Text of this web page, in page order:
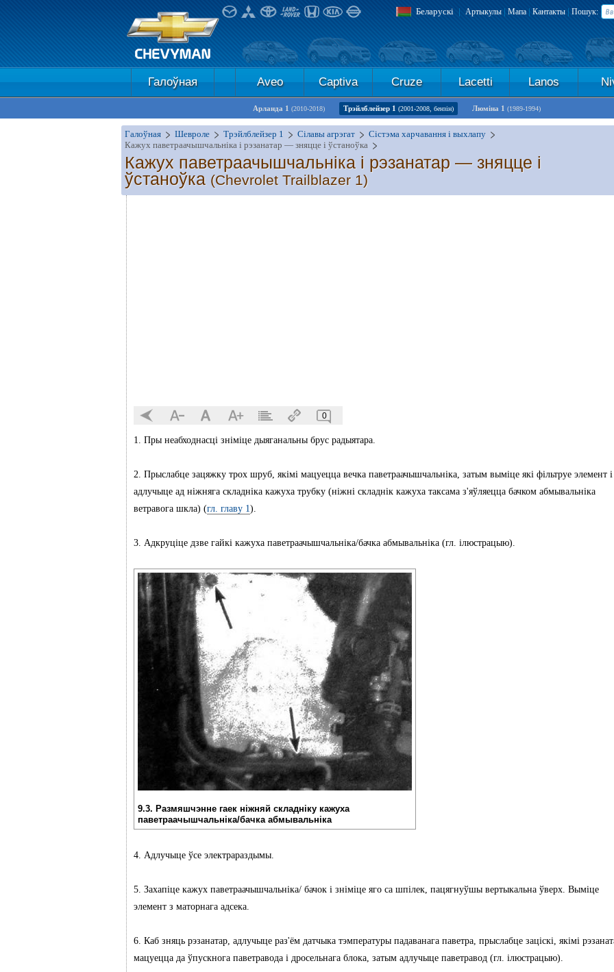
Беларускі | Артыкулы | Мапа | Кантакты | Пошук:
Галоўная Aveo Captiva Cruze Lacetti Lanos
Арланда 1 (2010-2018) Трэйлблейзер 1 (2001-2008, бензін) Люміна 1 (1989-1994)
Галоўная Шевроле Трэйлблейзер 1 Сілавы агрэгат
Сістэма харчавання і выхлапу
Кажух паветраачышчальніка і рэзанатар — зняцце і ўстаноўка
Кажух паветраачышчальніка і рэзанатар — зняцце і
ўстаноўка (Chevrolet Trailblazer 1)
0
1. Пры неабходнасці зніміце дыяганальны брус радыятара.
2. Прыслабце зацяжку трох шруб, якімі мацуецца вечка паветраачышчальніка, затым выміце які фільтруе элемент і
адлучыце ад ніжняга складніка кажуха трубку (ніжні складнік кажуха таксама з'яўляецца бачком абмывальніка
ветравога шкла) (гл. главу 1).
3. Адкруціце дзве гайкі кажуха паветраачышчальніка/бачка абмывальніка (гл. ілюстрацыю).
9.3. Размяшчэнне гаек ніжняй складніку кажуха
паветраачышчальніка/бачка абмывальніка
4. Адлучыце ўсе электрараздымы.
5. Захапіце кажух паветраачышчальніка/ бачок і зніміце яго са шпілек, пацягнуўшы вертыкальна ўверх. Выміце
элемент з маторнага адсека.
6. Каб зняць рэзанатар, адлучыце раз'ём датчыка тэмпературы падаванага паветра, прыслабце заціскі, якімі
мацуецца да ўпускнога паветравода і дросельнага блока, затым адлучыце паветравод (гл. ілюстрацыю).